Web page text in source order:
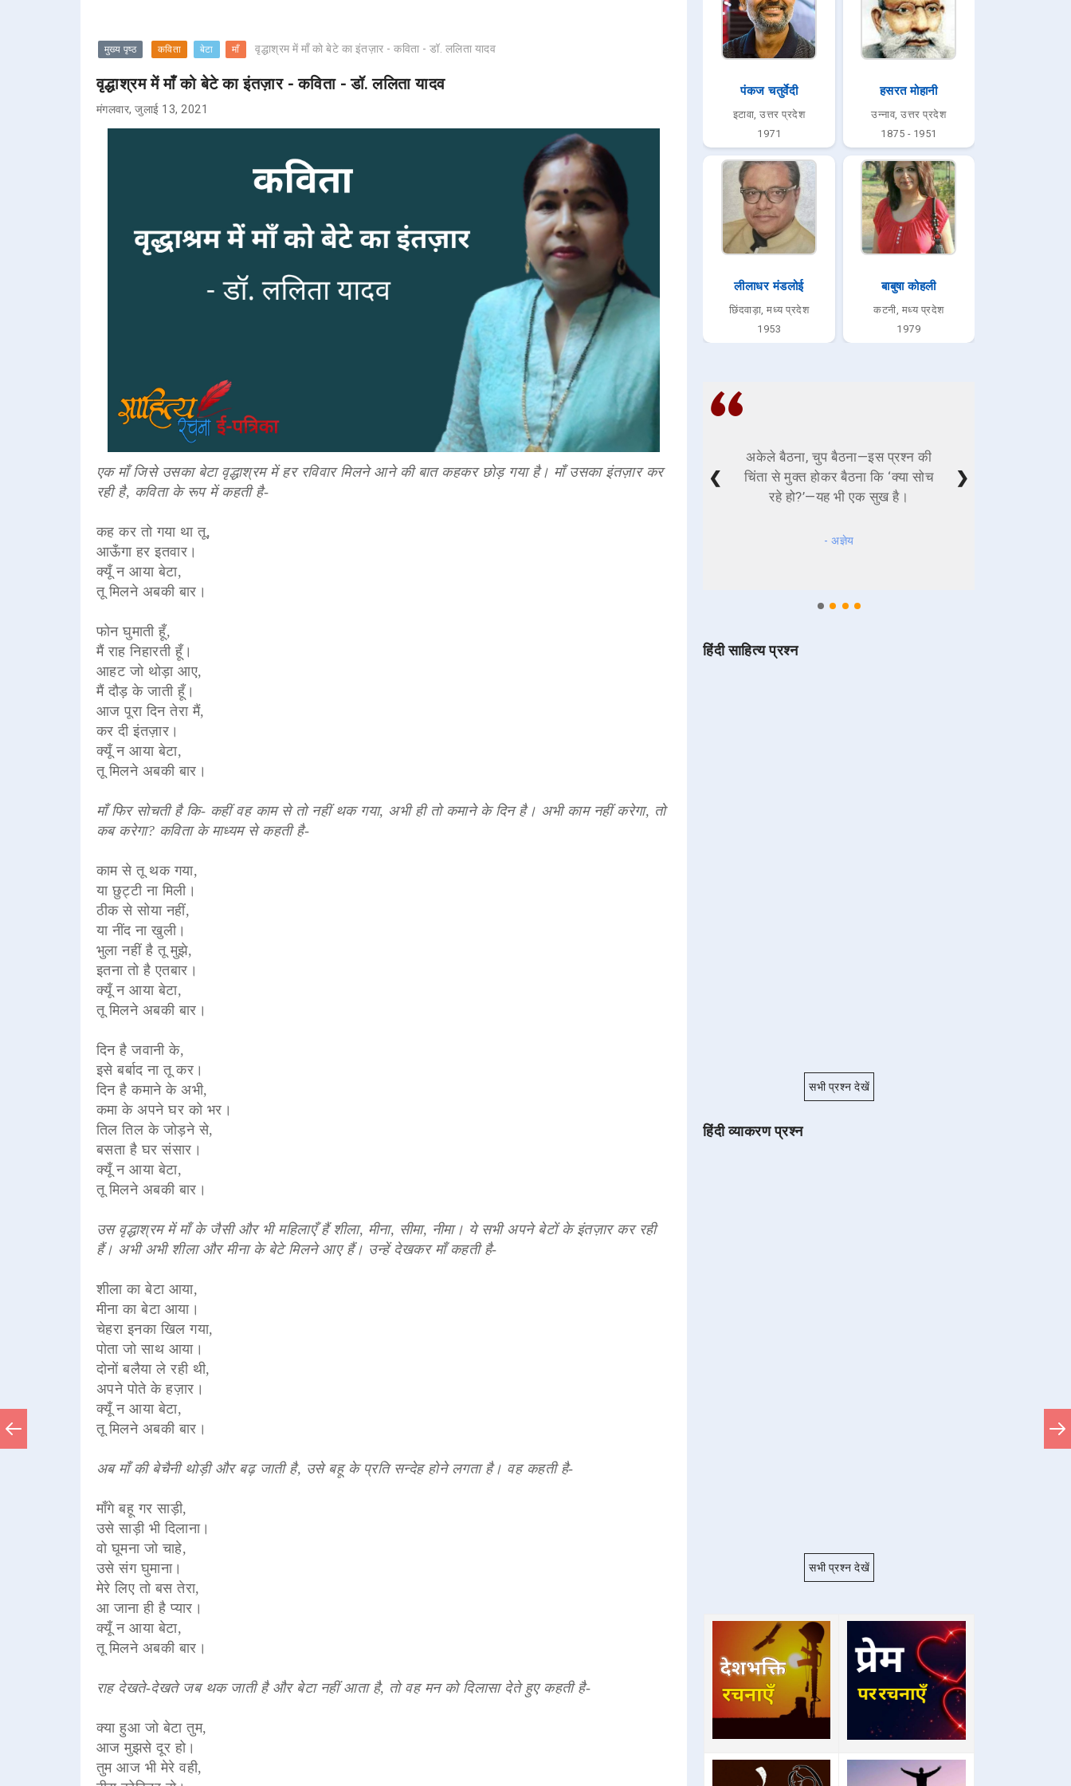
मुख्य पृष्ठ कविता बेटा माँ वृद्धाश्रम में माँ को बेटे का इंतज़ार - कविता - डॉ. ललिता यादव
वृद्धाश्रम में माँ को बेटे का इंतज़ार - कविता - डॉ. ललिता यादव
मंगलवार, जुलाई 13, 2021
एक माँ जिसे उसका बेटा वृद्धाश्रम में हर रविवार मिलने आने की बात कहकर छोड़ गया है। माँ उसका इंतज़ार कर
रही है, कविता के रूप में कहती है-
कह कर तो गया था तू,
आऊँगा हर इतवार।
क्यूँ न आया बेटा,
तू मिलने अबकी बार।
फोन घुमाती हूँ,
मैं राह निहारती हूँ।
आहट जो थोड़ा आए,
मैं दौड़ के जाती हूँ।
आज पूरा दिन तेरा मैं,
कर दी इंतज़ार।
क्यूँ न आया बेटा,
तू मिलने अबकी बार।
माँ फिर सोचती है कि- कहीं वह काम से तो नहीं थक गया, अभी ही तो कमाने के दिन है। अभी काम नहीं करेगा, तो
कब करेगा? कविता के माध्यम से कहती है-
काम से तू थक गया,
या छुट्टी ना मिली।
ठीक से सोया नहीं,
या नींद ना खुली।
भुला नहीं है तू मुझे,
इतना तो है एतबार।
क्यूँ न आया बेटा,
तू मिलने अबकी बार।
दिन है जवानी के,
इसे बर्बाद ना तू कर।
दिन है कमाने के अभी,
कमा के अपने घर को भर।
तिल तिल के जोड़ने से,
बसता है घर संसार।
क्यूँ न आया बेटा,
तू मिलने अबकी बार।
उस वृद्धाश्रम में माँ के जैसी और भी महिलाएँ हैं शीला, मीना, सीमा, नीमा। ये सभी अपने बेटों के इंतज़ार कर रही
हैं। अभी अभी शीला और मीना के बेटे मिलने आए हैं। उन्हें देखकर माँ कहती है-
शीला का बेटा आया,
मीना का बेटा आया।
चेहरा इनका खिल गया,
पोता जो साथ आया।
दोनों बलैया ले रही थी,
अपने पोते के हज़ार।
क्यूँ न आया बेटा,
तू मिलने अबकी बार।
अब माँ की बेचैनी थोड़ी और बढ़ जाती है, उसे बहू के प्रति सन्देह होने लगता है। वह कहती है-
माँगे बहू गर साड़ी,
उसे साड़ी भी दिलाना।
वो घूमना जो चाहे,
उसे संग घुमाना।
मेरे लिए तो बस तेरा,
आ जाना ही है प्यार।
क्यूँ न आया बेटा,
तू मिलने अबकी बार।
राह देखते-देखते जब थक जाती है और बेटा नहीं आता है, तो वह मन को दिलासा देते हुए कहती है-
क्या हुआ जो बेटा तुम,
आज मुझसे दूर हो।
तुम आज भी मेरे वही,
पंकज चतुर्वेदी
इटावा, उत्तर प्रदेश
1971
हसरत मोहानी
उन्नाव, उत्तर प्रदेश
1875 - 1951
लीलाधर मंडलोई
छिंदवाड़ा, मध्य प्रदेश
1953
बाबुषा कोहली
कटनी, मध्य प्रदेश
1979
अकेले बैठना, चुप बैठना—इस प्रश्न की
चिंता से मुक्त होकर बैठना कि ‘क्या सोच
रहे हो?’—यह भी एक सुख है।
- अज्ञेय
❮ ❯
हिंदी साहित्य प्रश्न
सभी प्रश्न देखें
हिंदी व्याकरण प्रश्न
सभी प्रश्न देखें